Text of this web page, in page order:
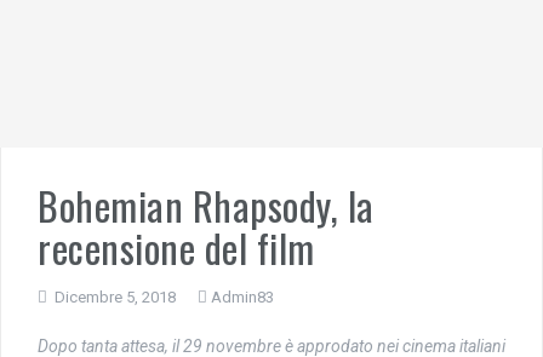
Bohemian Rhapsody, la
recensione del film
Dicembre 5, 2018 Admin83
Dopo tanta attesa, il 29 novembre è approdato nei cinema italiani